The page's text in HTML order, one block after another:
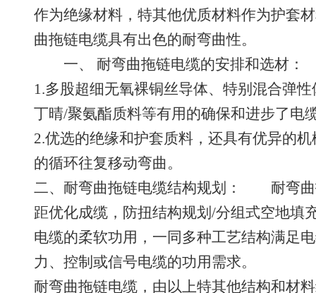
作为绝缘材料，特其他优质材料作为护套
曲拖链电缆具有出色的耐弯曲性。
一、 耐弯曲拖链电缆的安排和选
1.多股超细无氧裸铜丝导体、特别混合弹
丁晴/聚氨酯质料等有用的确保和进步了
2.优选的绝缘和护套质料，还具有优异的
的循环往复移动弯曲。
二、耐弯曲拖链电缆结构规划： 耐弯曲
距优化成缆，防扭结构规划/分组式空地填
电缆的柔软功用，一同多种工艺结构满足
力、控制或信号电缆的功用需求。
耐弯曲拖链电缆，由以上特其他结构和材